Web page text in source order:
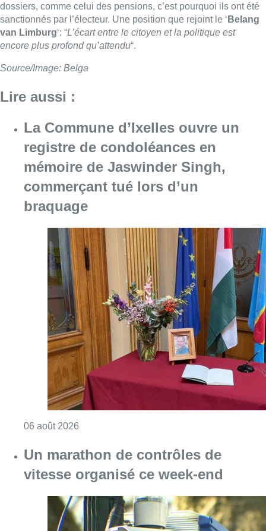
dossiers, comme celui des pensions, c’est pourquoi ils ont été
sanctionnés par l’électeur. Une position que rejoint le ‘ Belang
van Limburg‘: “L’écart entre le citoyen et la politique est
encore plus profond qu’attendu“.
Source/Image: Belga
Lire aussi :
La Commune d’Ixelles ouvre un
registre de condoléances en
mémoire de Jaswinder Singh,
commerçant tué lors d’un
braquage
06 août 2026
Un marathon de contrôles de
vitesse organisé ce week-end